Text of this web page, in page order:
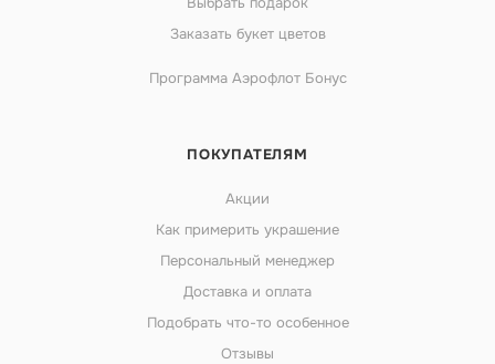
Заказать букет цветов
Программа Аэрофлот Бонус
ПОКУПАТЕЛЯМ
Акции
Как примерить украшение
Персональный менеджер
Доставка и оплата
Подобрать что-то особенное
Отзывы